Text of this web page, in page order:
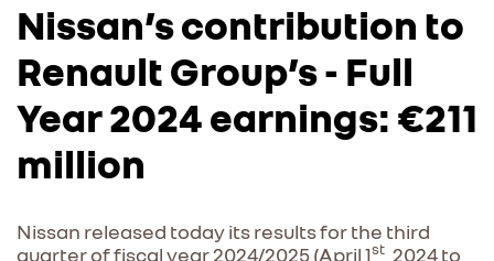
Nissan’s contribution to
Renault Group’s - Full
Year 2024 earnings: €211
million
Nissan released today its results for the third
quarter of fiscal year 2024/2025 (April 1st , 2024 to